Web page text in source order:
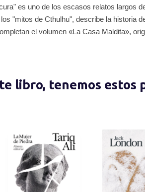
es uno de los escasos relatos largos
"mitos de Cthulhu", describe la historia
el volumen «La Casa Maldita»,
libro, tenemos estos